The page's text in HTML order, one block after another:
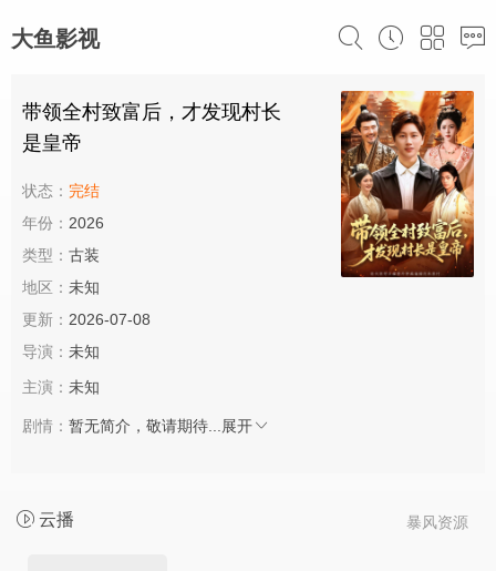
大鱼影视
带领全村致富后，才发现村长
是皇帝
状态： 完结
年份： 2026
类型： 古装
地区： 未知
更新： 2026-07-08
导演： 未知
主演： 未知
剧情： 暂无简介，敬请期待... 展开
暴风资源
云播